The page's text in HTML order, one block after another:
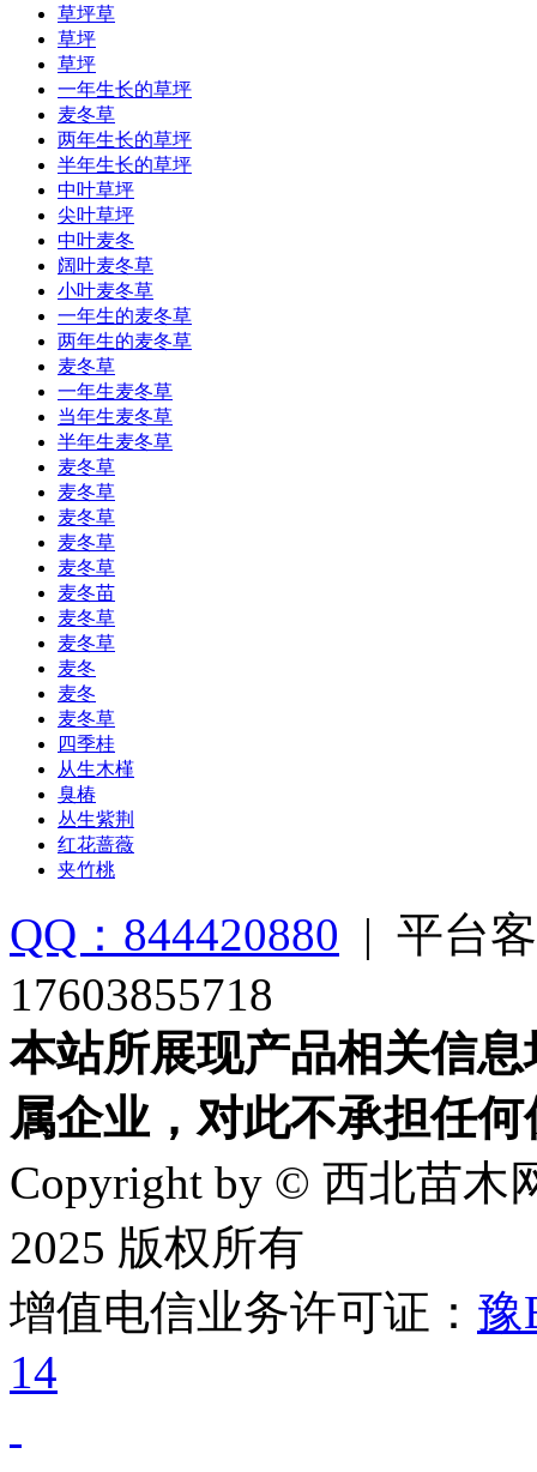
草坪草
草坪
草坪
一年生长的草坪
麦冬草
两年生长的草坪
半年生长的草坪
中叶草坪
尖叶草坪
中叶麦冬
阔叶麦冬草
小叶麦冬草
一年生的麦冬草
两年生的麦冬草
麦冬草
一年生麦冬草
当年生麦冬草
半年生麦冬草
麦冬草
麦冬草
麦冬草
麦冬草
麦冬草
麦冬苗
麦冬草
麦冬草
麦冬
麦冬
麦冬草
四季桂
从生木槿
臭椿
丛生紫荆
红花蔷薇
夹竹桃
QQ：844420880 | 平台
17603855718
本站所展现产品相关信
属企业，对此不承担任
Copyright by © 西北苗木
2025 版权所有
增值电信业务许可证： 豫
14